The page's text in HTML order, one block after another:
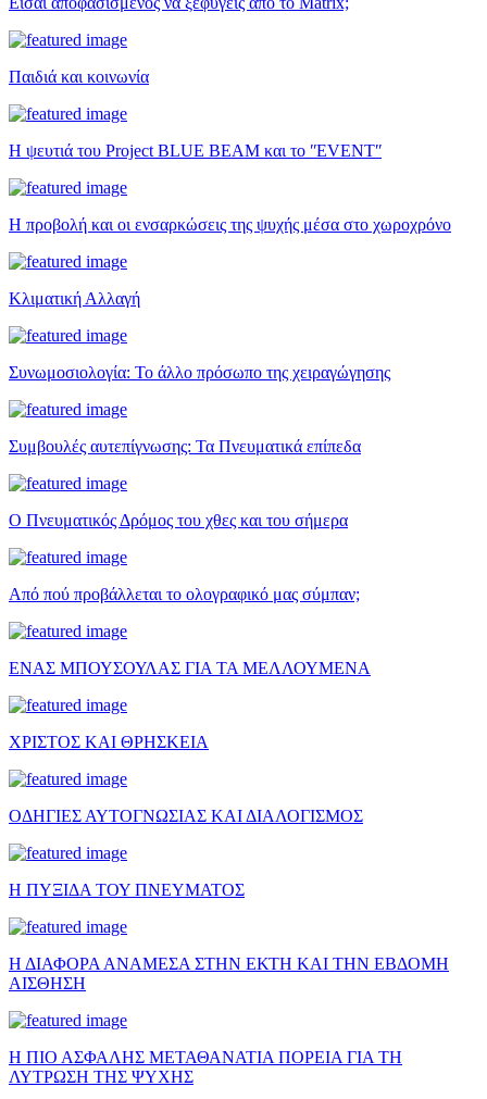
Παιδιά και κοινωνία
Η ψευτιά του Project BLUE BEAM και το ʺEVENTʺ
Η προβολή και οι ενσαρκώσεις της ψυχής μέσα στο χωροχρόνο
Κλιματική Αλλαγή
Συνωμοσιολογία: Το άλλο πρόσωπο της χειραγώγησης
Συμβουλές αυτεπίγνωσης: Τα Πνευματικά επίπεδα
Ο Πνευματικός Δρόμος του χθες και του σήμερα
Από πού προβάλλεται το ολογραφικό μας σύμπαν;
ΕΝΑΣ ΜΠΟΥΣΟΥΛΑΣ ΓΙΑ ΤΑ ΜΕΛΛΟΥΜΕΝΑ
ΧΡΙΣΤΟΣ ΚΑΙ ΘΡΗΣΚΕΙΑ
ΟΔΗΓΙΕΣ ΑΥΤΟΓΝΩΣΙΑΣ ΚΑΙ ΔΙΑΛΟΓΙΣΜΟΣ
Η ΠΥΞΙΔΑ ΤΟΥ ΠΝΕΥΜΑΤΟΣ
Η ΔΙΑΦΟΡΑ ΑΝΑΜΕΣΑ ΣΤΗΝ ΕΚΤΗ ΚΑΙ ΤΗΝ ΕΒΔΟΜΗ
ΑΙΣΘΗΣΗ
Η ΠΙΟ ΑΣΦΑΛΗΣ ΜΕΤΑΘΑΝΑΤΙΑ ΠΟΡΕΙΑ ΓΙΑ ΤΗ
ΛΥΤΡΩΣΗ ΤΗΣ ΨΥΧΗΣ